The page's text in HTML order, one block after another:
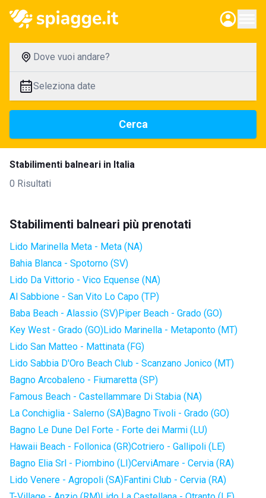
Dove vuoi andare?
Seleziona date
Cerca
Stabilimenti balneari in Italia
0 Risultati
Stabilimenti balneari più prenotati
Lido Marinella Meta - Meta (NA)
Bahia Blanca - Spotorno (SV)
Lido Da Vittorio - Vico Equense (NA)
Al Sabbione - San Vito Lo Capo (TP)
Baba Beach - Alassio (SV)Piper Beach - Grado (GO)
Key West - Grado (GO)Lido Marinella - Metaponto (MT)
Lido San Matteo - Mattinata (FG)
Lido Sabbia D'Oro Beach Club - Scanzano Jonico (MT)
Bagno Arcobaleno - Fiumaretta (SP)
Famous Beach - Castellammare Di Stabia (NA)
La Conchiglia - Salerno (SA)Bagno Tivoli - Grado (GO)
Bagno Le Dune Del Forte - Forte dei Marmi (LU)
Hawaii Beach - Follonica (GR)Cotriero - Gallipoli (LE)
Bagno Elia Srl - Piombino (LI)CerviAmare - Cervia (RA)
Lido Venere - Agropoli (SA)Fantini Club - Cervia (RA)